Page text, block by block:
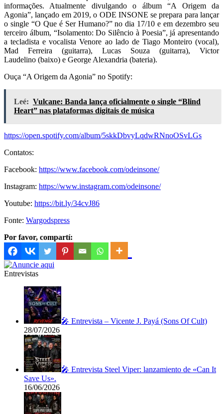
informações. Atualmente divulgando o álbum “A Origem da
Agonia”, lançado em 2019, o ODE INSONE se prepara para lançar
o single “O Que é Ser Humano?” no dia 17/10 e em dezembro seu
terceiro álbum, “Isolamento: Do Silêncio à Poesia”, já apresentando
a tecladista e vocalista Venore ao lado de Tiago Monteiro (vocal),
Mad Ferreira (guitarra), Lucas Souza (guitarra), Victor
Laudelino (baixo) e George Alexandria (bateria).
Ouça “A Origem da Agonia” no Spotify:
Leé: Vulcane: Banda lança oficialmente o single “Blind
Heart” nas plataformas digitais de música
https://open.spotify.com/album/5skkDbvyLqdwRNnoOSvLGs
Contatos:
Facebook: https://www.facebook.com/odeinsone/
Instagram: https://www.instagram.com/odeinsone/
Youtube: https://bit.ly/34cvJ86
Fonte: Wargodspress
Por favor, compartí:
Entrevistas
🎤 Entrevista – Vicente J. Payá (Sons Of Cult)
28/07/2026
🎤 Entrevista Steel Viper: lanzamiento de «Can It
Save Us».
16/06/2026